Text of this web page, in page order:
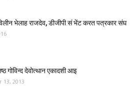
भेलाह राजदेव, डीजीपी सं भेंट करत पत्रकार संघ
गोविन्द देवोत्थान एकादशी आइ
13, 2013